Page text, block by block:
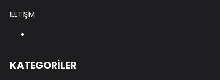
İLETİŞİM
KATEGORİLER